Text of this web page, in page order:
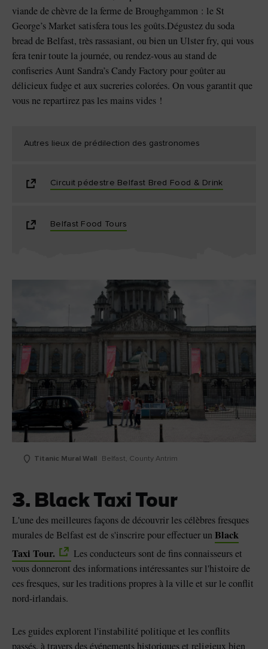
viande de chèvre de la ferme de Broughgammon : le St
George’s Market satisfera tous les goûts.Dégustez du soda
bread de Belfast, très rassasiant, ou bien un Ulster fry, qui vous
fera tenir toute la journée, ou rendez-vous au stand de
confiseries Aunt Sandra’s Candy Factory pour goûter au
délicieux fudge et aux sucreries colorées. On vous garantit que
vous ne repartirez pas les mains vides !
Autres lieux de prédilection des gastronomes
Circuit pédestre Belfast Bred Food & Drink
Belfast Food Tours
Titanic Mural Wall Belfast, County Antrim
3. Black Taxi Tour
L'une des meilleures façons de découvrir les célèbres fresques
murales de Belfast est de s'inscrire pour effectuer unBlack
Taxi Tour.
Les conducteurs sont de fins connaisseurs et
vous donneront des informations intéressantes sur l'histoire de
ces fresques, sur les traditions propres à la ville et sur le conflit
nord-irlandais.
Les guides explorent l'instabilité politique et les conflits
passés, à travers des événements historiques et religieux bien